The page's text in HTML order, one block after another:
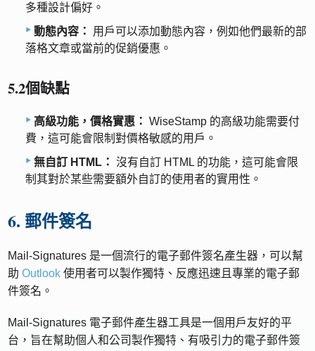
多種設計偏好。
動態內容：
用戶可以添加動態內容，例如他們最新的部
落格文章或當前的促銷優惠。
5.2個缺點
高級功能，價格實惠： WiseStamp 的高級功能需要付
費，這可能會限制對價格敏感的用戶。
無自訂 HTML： 沒有自訂 HTML 的功能，這可能會限
制其對於某些需要額外自訂的使用者的實用性。
6. 郵件簽名
Mail-Signatures 是一個流行的電子郵件簽名產生器，可以幫
助Outlook 使用者可以製作獨特、反應迅速且專業的電子郵
件簽名。
Mail-Signatures 電子郵件產生器工具是一個用戶友好的平
台，旨在幫助個人和公司製作獨特、有吸引力的電子郵件簽